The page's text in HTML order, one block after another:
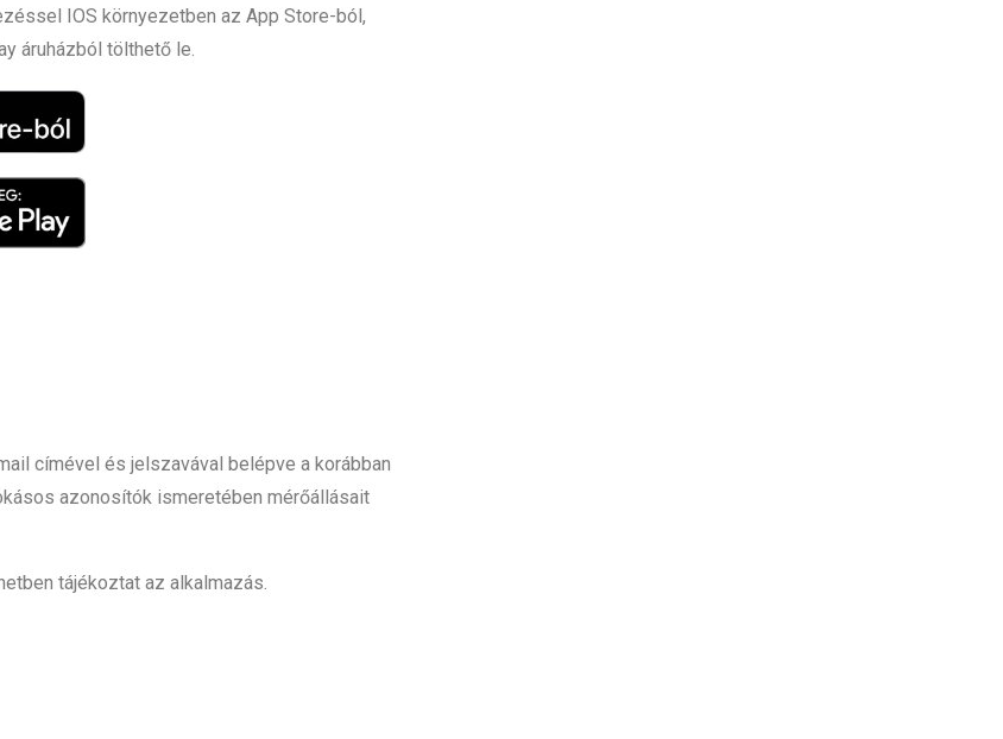
IOS környezetben az App Store-ból,
áruházból tölthető le.
címével és jelszavával belépve a korábban
azonosítók ismeretében mérőállásait
tájékoztat az alkalmazás.